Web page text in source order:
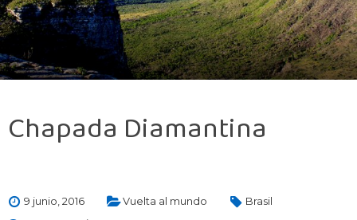
Chapada Diamantina
9 junio, 2016 Vuelta al mundo
Brasil